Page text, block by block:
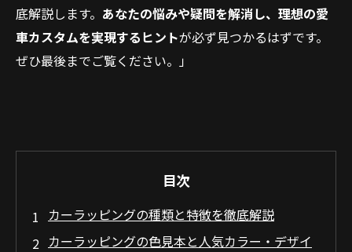
底解説します。 あなたの悩みや疑問を解消し、理想の愛
車カスタムを実現するヒントが必ず見つかるはずです。
ぜひ最後までご覧ください。」
目次
カーラッピングの種類と特徴を徹底解説
カーラッピングの色見本と人気カラー・デザイ